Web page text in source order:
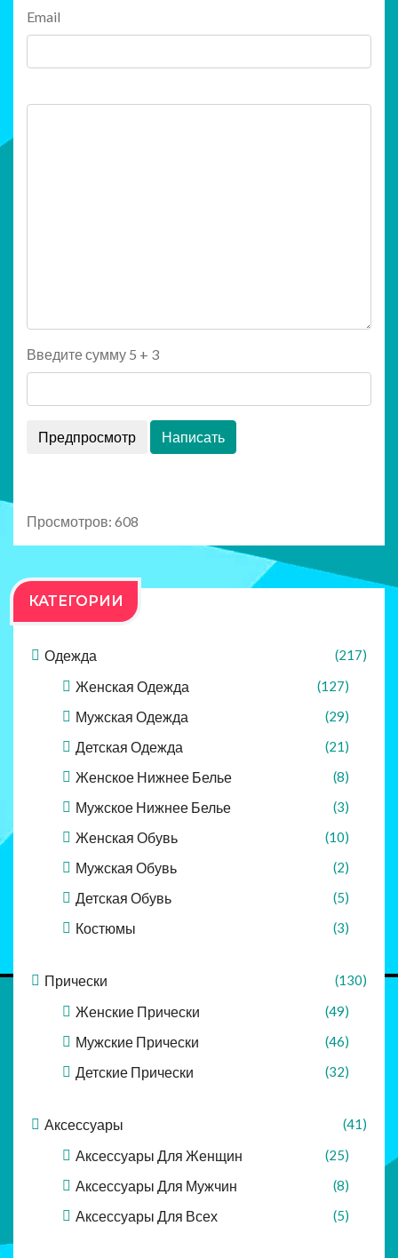
Email
Введите сумму 5 + 3
Просмотров: 608
КАТЕГОРИИ
Одежда (217)
Женская Одежда (127)
Мужская Одежда (29)
Детская Одежда (21)
Женское Нижнее Белье (8)
Мужское Нижнее Белье (3)
Женская Обувь (10)
Мужская Обувь (2)
Детская Обувь (5)
Костюмы (3)
Прически (130)
Женские Прически (49)
Мужские Прически (46)
Детские Прически (32)
Аксессуары (41)
Аксессуары Для Женщин (25)
Аксессуары Для Мужчин (8)
Аксессуары Для Всех (5)